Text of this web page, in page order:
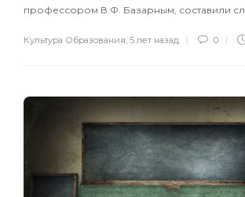
профессором В.Ф. Базарным, составили
Культура Образования 5 лет назад 0